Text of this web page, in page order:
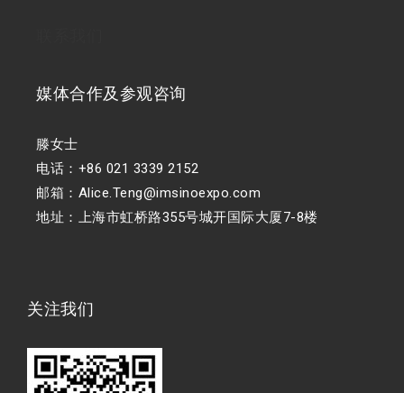
媒体合作及参观咨询
滕女士
电话：+86 021 3339 2152
邮箱：Alice.Teng@imsinoexpo.com
地址：上海市虹桥路355号城开国际大厦7-8楼
关注我们